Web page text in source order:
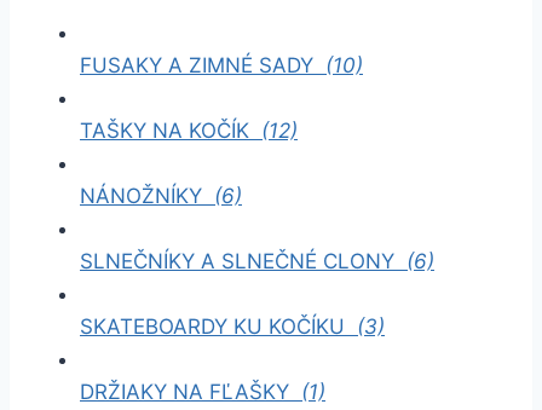
FUSAKY A ZIMNÉ SADY (10)
TAŠKY NA KOČÍK (12)
NÁNOŽNÍKY (6)
SLNEČNÍKY A SLNEČNÉ CLONY (6)
SKATEBOARDY KU KOČÍKU (3)
DRŽIAKY NA FĽAŠKY (1)